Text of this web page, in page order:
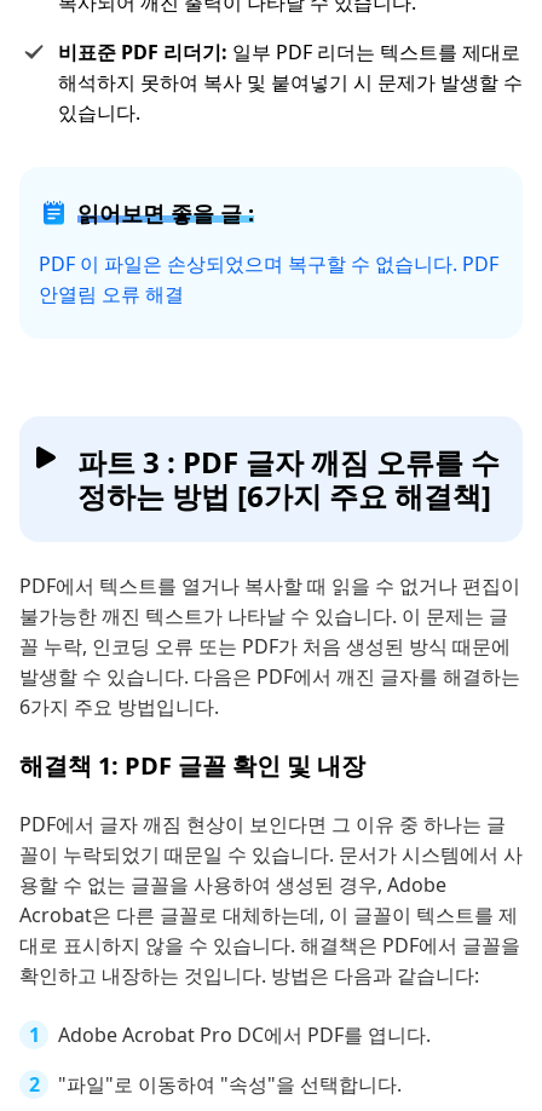
비표준 PDF 리더기: 일부 PDF 리더는 텍스트를 제대로
해석하지 못하여 복사 및 붙여넣기 시 문제가 발생할 수
있습니다.
읽어보면 좋을 글 :
PDF 이 파일은 손상되었으며 복구할 수 없습니다. PDF
안열림 오류 해결
파트 3 : PDF 글자 깨짐 오류를 수
정하는 방법 [6가지 주요 해결책]
PDF에서 텍스트를 열거나 복사할 때 읽을 수 없거나 편집이
불가능한 깨진 텍스트가 나타날 수 있습니다. 이 문제는 글
꼴 누락, 인코딩 오류 또는 PDF가 처음 생성된 방식 때문에
발생할 수 있습니다. 다음은 PDF에서 깨진 글자를 해결하는
6가지 주요 방법입니다.
해결책 1: PDF 글꼴 확인 및 내장
PDF에서 글자 깨짐 현상이 보인다면 그 이유 중 하나는 글
꼴이 누락되었기 때문일 수 있습니다. 문서가 시스템에서 사
용할 수 없는 글꼴을 사용하여 생성된 경우, Adobe
Acrobat은 다른 글꼴로 대체하는데, 이 글꼴이 텍스트를 제
대로 표시하지 않을 수 있습니다. 해결책은 PDF에서 글꼴을
확인하고 내장하는 것입니다. 방법은 다음과 같습니다:
Adobe Acrobat Pro DC에서 PDF를 엽니다.
"파일"로 이동하여 "속성"을 선택합니다.